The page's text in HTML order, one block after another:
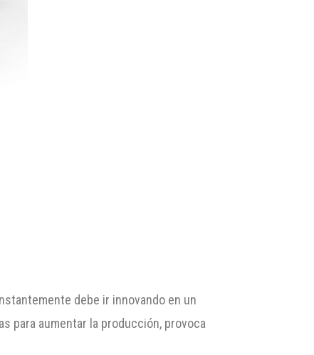
debe ir innovando en un
para aumentar la producción, provoca